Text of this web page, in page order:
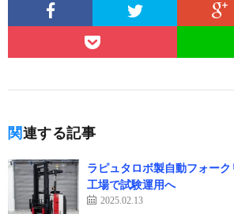
関連する記事
ラピュタロボ製自動フォー
工場で試験運用へ
2025.02.13